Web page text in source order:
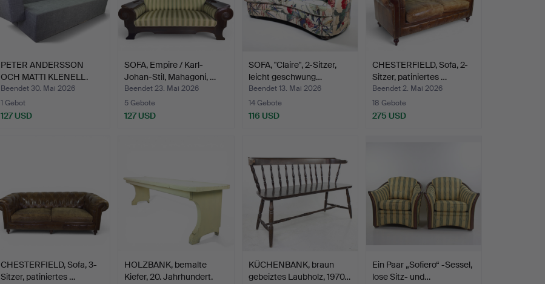
PETER ANDERSSON
OCH MATTI KLENELL.
Sofa, "…
Beendet 30. Mai 2026
1 Gebot
127 USD
SOFA, Empire / Karl-
Johan-Stil, Mahagoni, …
Beendet 23. Mai 2026
5 Gebote
127 USD
SOFA, "Claire", 2-Sitzer,
leicht geschwung…
Beendet 13. Mai 2026
14 Gebote
116 USD
CHESTERFIELD, Sofa, 2-
Sitzer, patiniertes …
Beendet 2. Mai 2026
18 Gebote
275 USD
CHESTERFIELD, Sofa, 3-
Sitzer, patiniertes …
HOLZBANK, bemalte
Kiefer, 20. Jahrhundert.
KÜCHENBANK, braun
gebeiztes Laubholz, 1970…
Ein Paar „Sofiero“ -Sessel,
lose Sitz- und…